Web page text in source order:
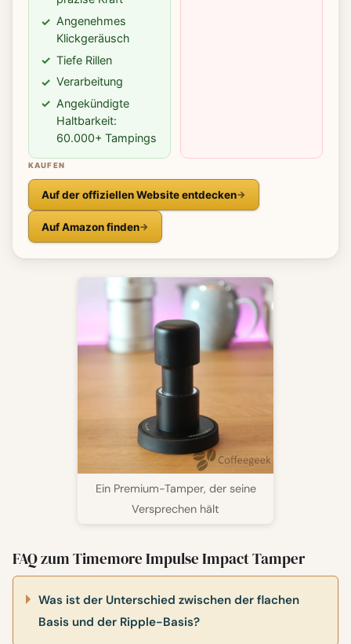
Angenehmes
Klickgeräusch
Tiefe Rillen
Verarbeitung
Angekündigte
Haltbarkeit:
60.000+ Tampings
KAUFEN
Auf der offiziellen Website entdecken
Auf Amazon finden
Ein Premium-Tamper, der seine
Versprechen hält
FAQ zum Timemore Impulse Impact Tamper
Was ist der Unterschied zwischen der flachen
Basis und der Ripple-Basis?